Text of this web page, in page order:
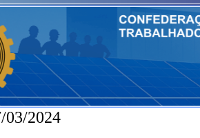
03/2024